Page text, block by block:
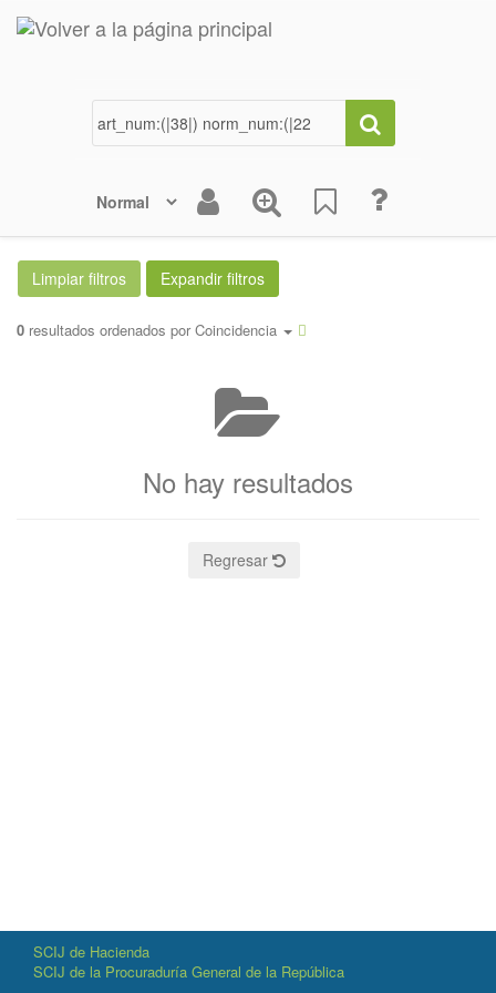
0 resultados ordenados por Coincidencia
No hay resultados
Regresar
SCIJ de Hacienda
SCIJ de la Procuraduría General de la República